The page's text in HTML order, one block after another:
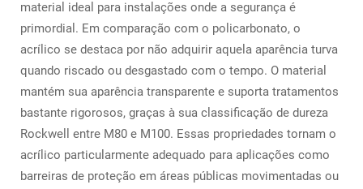
material ideal para instalações onde a segurança é
primordial. Em comparação com o policarbonato, o
acrílico se destaca por não adquirir aquela aparência turva
quando riscado ou desgastado com o tempo. O material
mantém sua aparência transparente e suporta tratamentos
bastante rigorosos, graças à sua classificação de dureza
Rockwell entre M80 e M100. Essas propriedades tornam o
acrílico particularmente adequado para aplicações como
barreiras de proteção em áreas públicas movimentadas ou